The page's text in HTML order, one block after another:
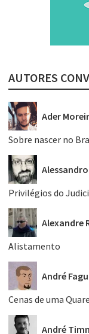
AUTORES
Ader
Sobre nascer no
Privilégios do
Alexandre
Alistamento
André
Cenas de uma
André